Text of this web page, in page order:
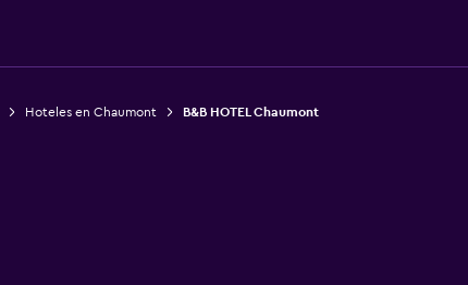
Hoteles en Chaumont B&B HOTEL Chaumont